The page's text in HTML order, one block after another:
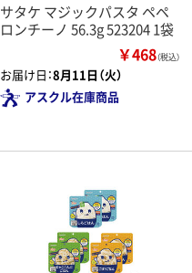
サタケ マジックパスタ ペペ
ロンチーノ 56.3g 523204 1袋
￥468（税込）
お届け日：8月11日（火）
アスクル在庫商品